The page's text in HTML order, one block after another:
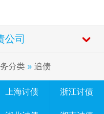
公司
分类 » 追债
上海讨债 浙江讨债